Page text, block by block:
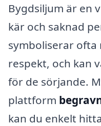
Bygdsiljum är en
kär och saknad
symboliserar ofta
respekt, och kan
för de sörjande.
plattform
kan du enkelt